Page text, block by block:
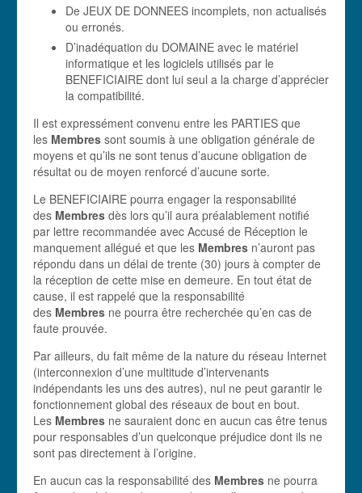
De JEUX DE DONNEES incomplets, non actualisés
ou erronés.
D’inadéquation du DOMAINE avec le matériel
informatique et les logiciels utilisés par le
BENEFICIAIRE dont lui seul a la charge d’apprécier
la compatibilité.
Il est expressément convenu entre les PARTIES que
les Membres sont soumis à une obligation générale de
moyens et qu’ils ne sont tenus d’aucune obligation de
résultat ou de moyen renforcé d’aucune sorte.
Le BENEFICIAIRE pourra engager la responsabilité
des Membres dès lors qu’il aura préalablement notifié
par lettre recommandée avec Accusé de Réception le
manquement allégué et que les Membres n’auront pas
répondu dans un délai de trente (30) jours à compter de
la réception de cette mise en demeure. En tout état de
cause, il est rappelé que la responsabilité
des Membres ne pourra être recherchée qu’en cas de
faute prouvée.
Par ailleurs, du fait même de la nature du réseau Internet
(interconnexion d’une multitude d’intervenants
indépendants les uns des autres), nul ne peut garantir le
fonctionnement global des réseaux de bout en bout.
Les Membres ne sauraient donc en aucun cas être tenus
pour responsables d’un quelconque préjudice dont ils ne
sont pas directement à l’origine.
En aucun cas la responsabilité des Membres ne pourra